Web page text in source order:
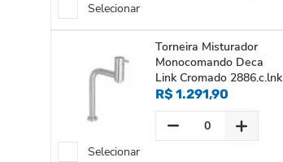
Selecionar
Torneira Misturador
Monocomando Deca
Link Cromado 2886.c.lnk
R$ 1.291,90
Selecionar